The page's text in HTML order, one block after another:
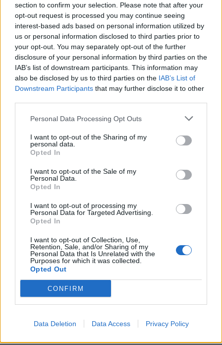
section to confirm your selection. Please note that after your
opt-out request is processed you may continue seeing
interest-based ads based on personal information utilized by
us or personal information disclosed to third parties prior to
your opt-out. You may separately opt-out of the further
disclosure of your personal information by third parties on the
IAB’s list of downstream participants. This information may
also be disclosed by us to third parties on the IAB’s List of
Downstream Participants that may further disclose it to other
Personal Data Processing Opt Outs
I want to opt-out of the Sharing of my
personal data.
Opted In
I want to opt-out of the Sale of my
Personal Data.
Opted In
I want to opt-out of processing my
Personal Data for Targeted Advertising.
Opted In
I want to opt-out of Collection, Use,
Retention, Sale, and/or Sharing of my
Personal Data that Is Unrelated with the
Purposes for which it was collected.
Opted Out
CONFIRM
Data Deletion Data Access Privacy Policy
biztonságos környezet
mert a versenyzők és a csapatok
közvetlenek, barátságosak
mert ez egy igazi „benzingőzös
fesztiválhangulat” – még akkor is,
ha nem értesz a technikához
A kunmadarasi reptér mindig különleges
atmoszférát ad: egyszerre
Pálya hossza: 8,3 km
Versenytáv:
Belépő:
2000 Ft/fő
További információ:
Intercars Rallysprint Kunmadaras II.
forduló | Facebook